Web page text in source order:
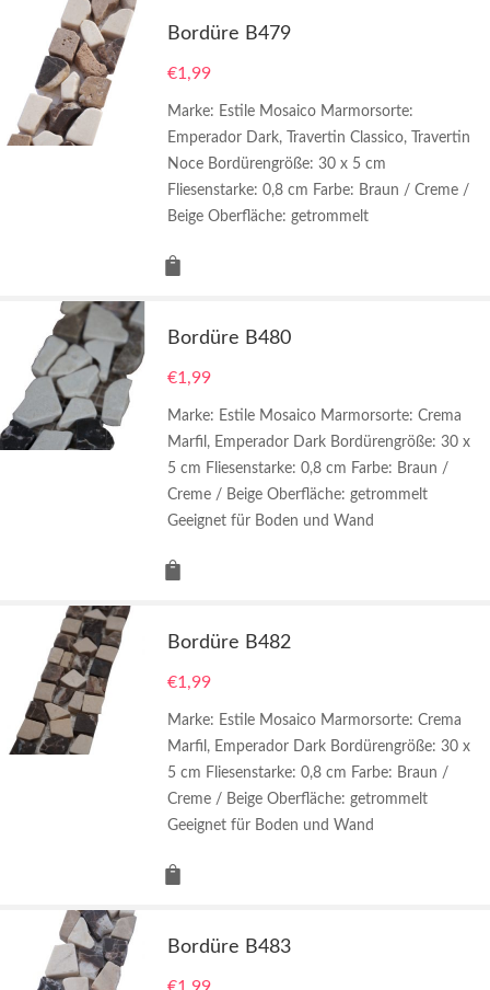
Bordüre B479
€1,99
Marke: Estile Mosaico Marmorsorte:
Emperador Dark, Travertin Classico, Travertin
Noce Bordürengröße: 30 x 5 cm
Fliesenstarke: 0,8 cm Farbe: Braun / Creme /
Beige Oberfläche: getrommelt
Bordüre B480
€1,99
Marke: Estile Mosaico Marmorsorte: Crema
Marfil, Emperador Dark Bordürengröße: 30 x
5 cm Fliesenstarke: 0,8 cm Farbe: Braun /
Creme / Beige Oberfläche: getrommelt
Geeignet für Boden und Wand
Bordüre B482
€1,99
Marke: Estile Mosaico Marmorsorte: Crema
Marfil, Emperador Dark Bordürengröße: 30 x
5 cm Fliesenstarke: 0,8 cm Farbe: Braun /
Creme / Beige Oberfläche: getrommelt
Geeignet für Boden und Wand
Bordüre B483